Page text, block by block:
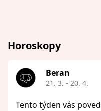
Horoskopy
Beran
21. 3. - 20. 4.
Tento týden vás